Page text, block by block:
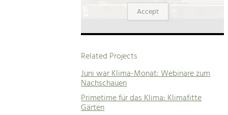
Accept
Related Projects
Juni war Klima-Monat: Webinare zum
Nachschauen
Primetime für das Klima: Klimafitte
Gärten